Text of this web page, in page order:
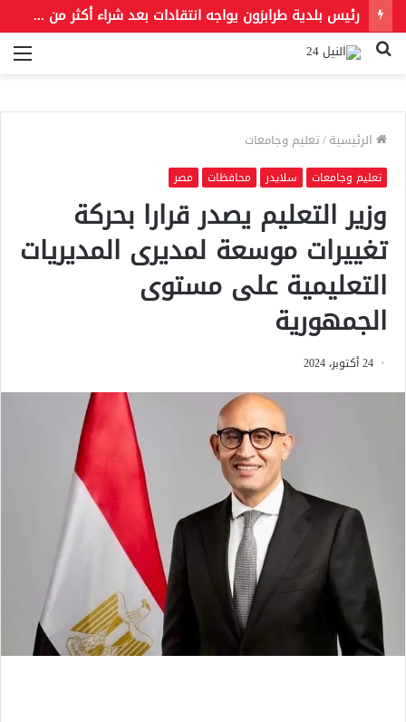
رئيس بلدية طرابزون يواجه انتقادات بعد شراء أكثر من 6 آلاف قميص للنادي عقب انضمام محمد صلاح
بحث
الرئيسية/تعليم وجامعات
تعليم وجامعات سلايدر محافظات مصر
وزير التعليم يصدر قرارا بحركة
تغييرات موسعة لمديرى المديريات
التعليمية على مستوى
الجمهورية
24 أكتوبر، 2024